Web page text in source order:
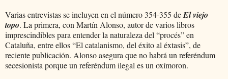
Varias entrevistas se incluyen en el número 354-355 deEl viejo
topo. La primera, con Martín Alonso, autor de varios libros
imprescindibles para entender la naturaleza del “procés” en
Cataluña, entre ellos “El catalanismo, del éxito al éxtasis”, de
reciente publicación. Alonso asegura que no habrá un referéndum
secesionista porque un referéndum ilegal es un oxímoron.